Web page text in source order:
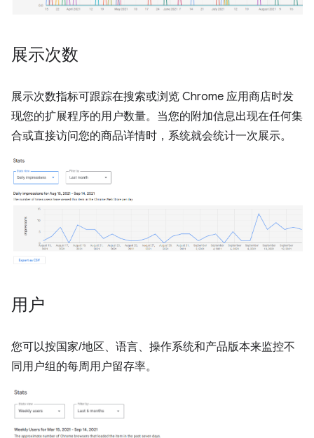
展示次数
展示次数指标可跟踪在搜索或浏览 Chrome 应用商店时发
现您的扩展程序的用户数量。当您的附加信息出现在任何集
合或直接访问您的商品详情时，系统就会统计一次展示。
用户
您可以按国家/地区、语言、操作系统和产品版本来监控不
同用户组的每周用户留存率。